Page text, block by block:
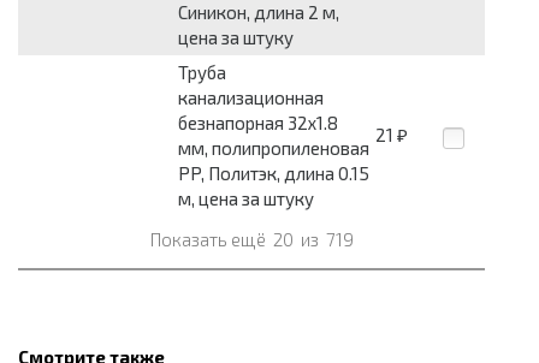
Синикон, длина 2 м,
цена за штуку
Труба
канализационная
безнапорная 32x1.8
мм, полипропиленовая
PP, Политэк, длина 0.15
м, цена за штуку
21 ₽
Показать ещё 20 из 719
Смотрите также